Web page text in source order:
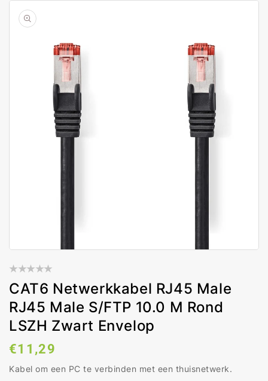
CAT6 Netwerkkabel RJ45 Male
RJ45 Male S/FTP 10.0 M Rond
LSZH Zwart Envelop
Normale
prijs
€11,29
Kabel om een PC te verbinden met een thuisnetwerk.